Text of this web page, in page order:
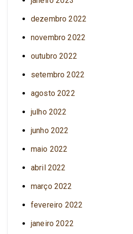
dezembro 2022
novembro 2022
outubro 2022
setembro 2022
agosto 2022
julho 2022
junho 2022
maio 2022
abril 2022
março 2022
fevereiro 2022
janeiro 2022